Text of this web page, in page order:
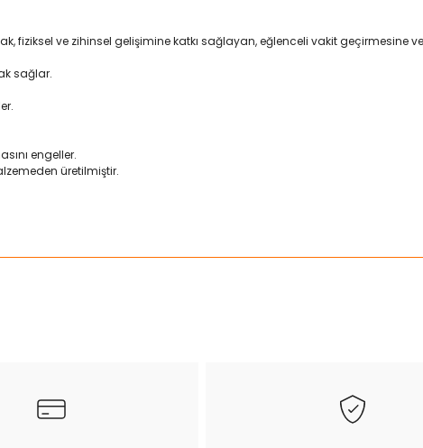
fiziksel ve zihinsel gelişimine katkı sağlayan, eğlenceli vakit geçirmesine
sağlar.
engeller.
üretilmiştir.